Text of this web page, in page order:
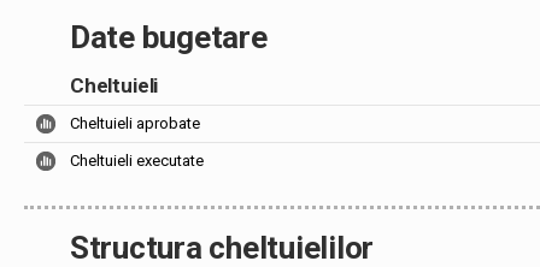
Date bugetare
Cheltuieli
Cheltuieli aprobate
Cheltuieli executate
Structura cheltuielilor